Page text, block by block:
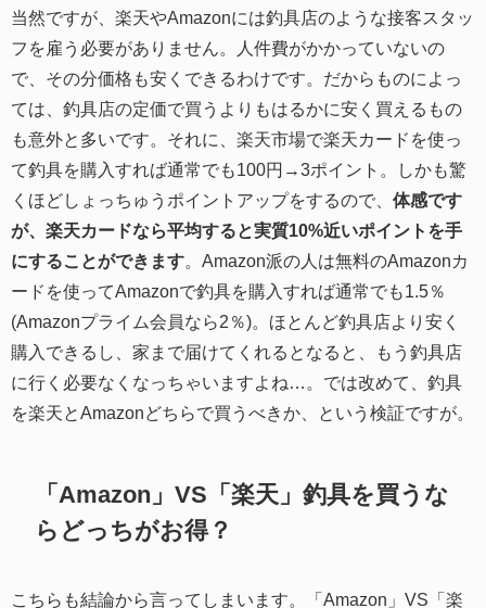
当然ですが、楽天やAmazonには釣具店のような接客スタッ
フを雇う必要がありません。人件費がかかっていないの
で、その分価格も安くできるわけです。だからものによっ
ては、釣具店の定価で買うよりもはるかに安く買えるもの
も意外と多いです。それに、楽天市場で楽天カードを使っ
て釣具を購入すれば通常でも100円→3ポイント。しかも驚
くほどしょっちゅうポイントアップをするので、 体感です
が、楽天カードなら平均すると実質10%近いポイントを手
にすることができます 。Amazon派の人は無料のAmazonカ
ードを使ってAmazonで釣具を購入すれば通常でも1.5％
(Amazonプライム会員なら2％)。ほとんど釣具店より安く
購入できるし、家まで届けてくれるとなると、もう釣具店
に行く必要なくなっちゃいますよね…。では改めて、釣具
を楽天とAmazonどちらで買うべきか、という検証ですが。
「Amazon」VS「楽天」釣具を買うな
らどっちがお得？
こちらも結論から言ってしまいます。「Amazon」VS「楽